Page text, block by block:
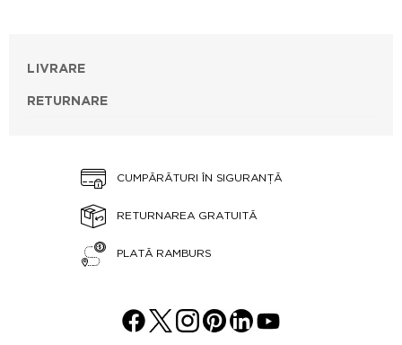
LIVRARE
RETURNARE
CUMPĂRĂTURI ÎN SIGURANȚĂ
RETURNAREA GRATUITĂ
PLATĂ RAMBURS